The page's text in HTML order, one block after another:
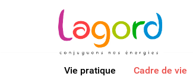
Vie pratique Cadre de vie